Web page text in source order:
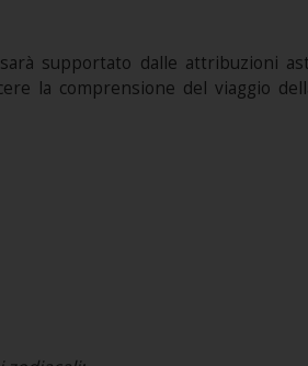
supportato dalle attribuzioni
la comprensione del viaggio